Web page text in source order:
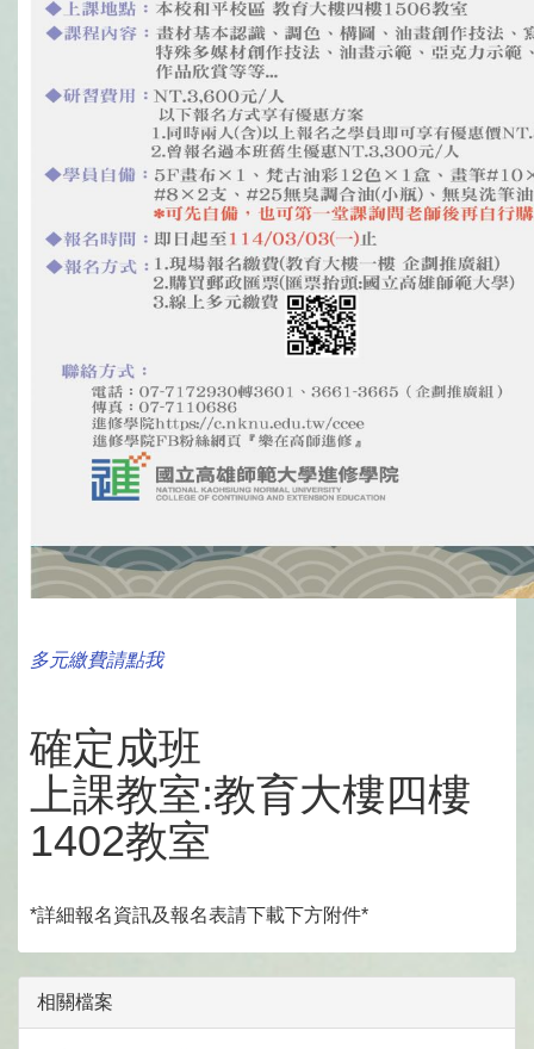
多元繳費請點我
確定成班
上課教室:教育大樓四樓
1402教室
*詳細報名資訊及報名表請下載下方附件*
相關檔案